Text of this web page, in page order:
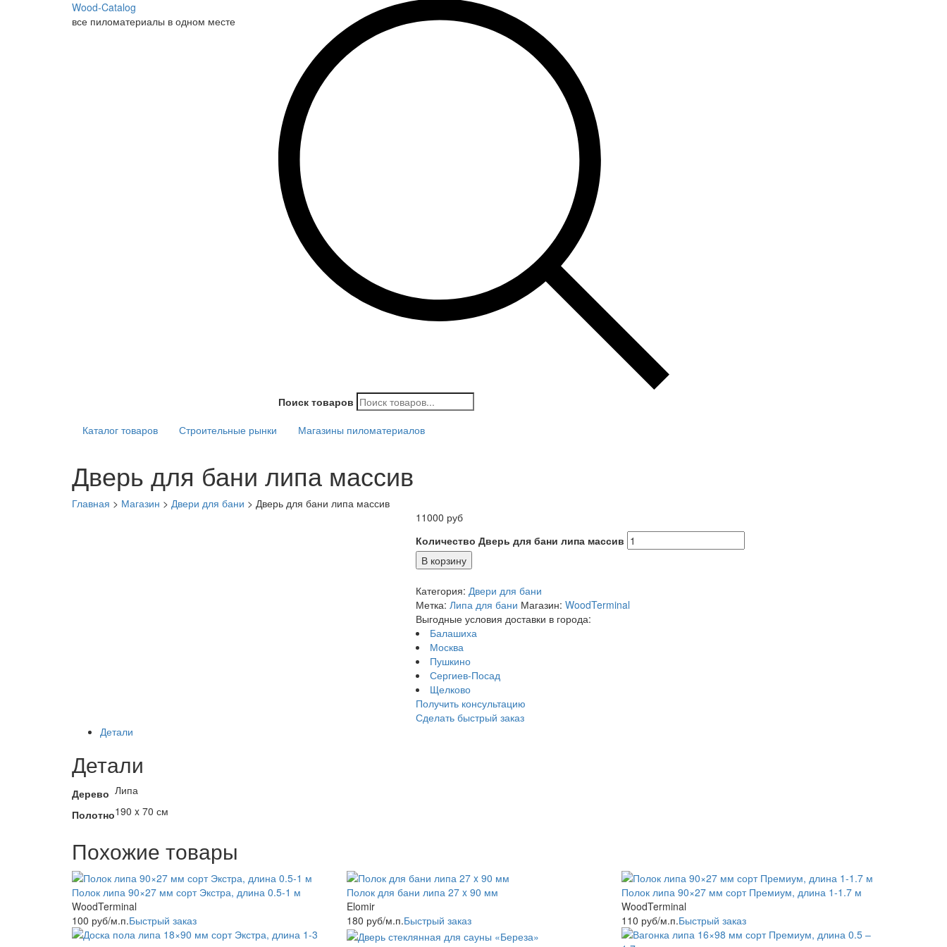
Wood-Catalog
все пиломатериалы в одном месте
Поиск товаров
Каталог товаров
Строительные рынки Магазины пиломатериалов
Дверь для бани липа массив
Главная > Магазин > Двери для бани > Дверь для бани липа массив
11000 руб
Количество Дверь для бани липа массив
В корзину
Категория: Двери для бани
Метка: Липа для бани Магазин: WoodTerminal
Выгодные условия доставки в города:
Балашиха
Москва
Пушкино
Сергиев-Посад
Щелково
Получить консультацию
Сделать быстрый заказ
Детали
Детали
Дерево Липа
Полотно190 x 70 см
Похожие товары
Полок липа 90×27 мм сорт Экстра, длина 0.5-1 м
WoodTerminal
100 руб/м.п.Быстрый заказ
Полок для бани липа 27 x 90 мм
Elomir
180 руб/м.п.Быстрый заказ
Полок липа 90×27 мм сорт Премиум, длина 1-1.7 м
WoodTerminal
110 руб/м.п.Быстрый заказ